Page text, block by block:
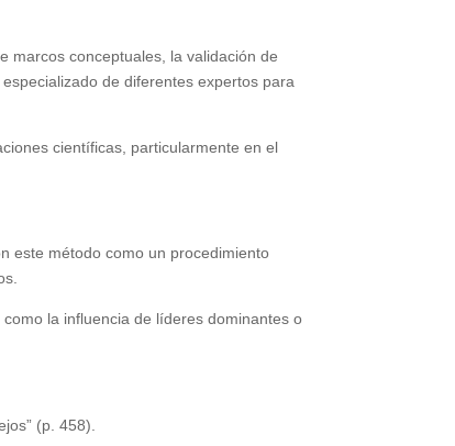
marcos conceptuales, la validación de
de diferentes expertos para
científicas, particularmente en el
este método como un procedimiento
la influencia de líderes dominantes o
(p. 458).